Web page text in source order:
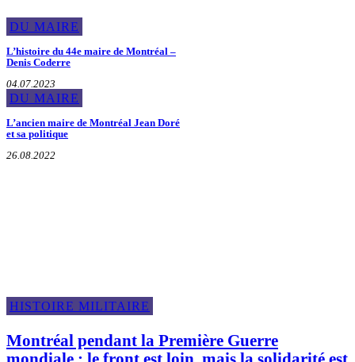
DU MAIRE
L’histoire du 44e maire de Montréal –
Denis Coderre
04.07.2023
DU MAIRE
L’ancien maire de Montréal Jean Doré
et sa politique
26.08.2022
HISTOIRE MILITAIRE
Montréal pendant la Première Guerre